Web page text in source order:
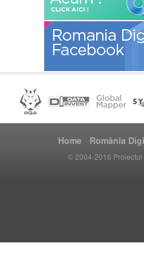
Home România
© 2004-2016 Proiectul